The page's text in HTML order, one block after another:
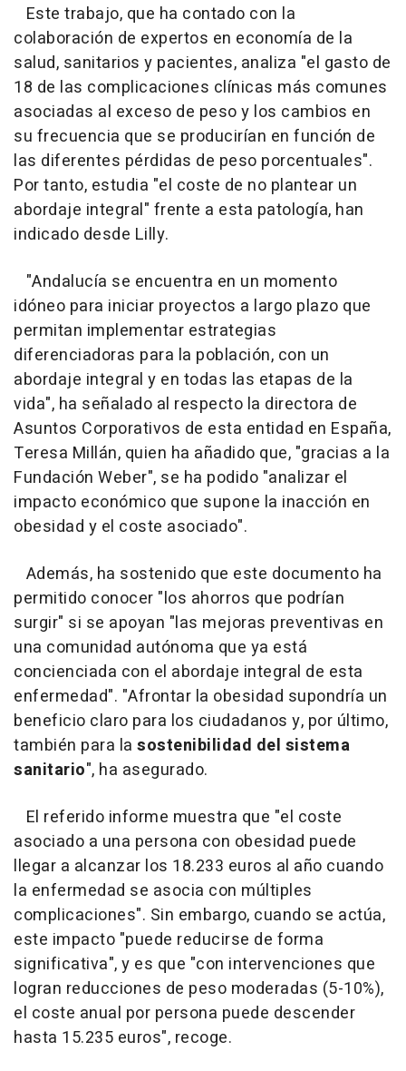
Este trabajo, que ha contado con la
colaboración de expertos en economía de la
salud, sanitarios y pacientes, analiza "el gasto de
18 de las complicaciones clínicas más comunes
asociadas al exceso de peso y los cambios en
su frecuencia que se producirían en función de
las diferentes pérdidas de peso porcentuales".
Por tanto, estudia "el coste de no plantear un
abordaje integral" frente a esta patología, han
indicado desde Lilly.
"Andalucía se encuentra en un momento
idóneo para iniciar proyectos a largo plazo que
permitan implementar estrategias
diferenciadoras para la población, con un
abordaje integral y en todas las etapas de la
vida", ha señalado al respecto la directora de
Asuntos Corporativos de esta entidad en España,
Teresa Millán, quien ha añadido que, "gracias a la
Fundación Weber", se ha podido "analizar el
impacto económico que supone la inacción en
obesidad y el coste asociado".
Además, ha sostenido que este documento ha
permitido conocer "los ahorros que podrían
surgir" si se apoyan "las mejoras preventivas en
una comunidad autónoma que ya está
concienciada con el abordaje integral de esta
enfermedad". "Afrontar la obesidad supondría un
beneficio claro para los ciudadanos y, por último,
también para la sostenibilidad del sistema
sanitario", ha asegurado.
El referido informe muestra que "el coste
asociado a una persona con obesidad puede
llegar a alcanzar los 18.233 euros al año cuando
la enfermedad se asocia con múltiples
complicaciones". Sin embargo, cuando se actúa,
este impacto "puede reducirse de forma
significativa", y es que "con intervenciones que
logran reducciones de peso moderadas (5-10%),
el coste anual por persona puede descender
hasta 15.235 euros", recoge.